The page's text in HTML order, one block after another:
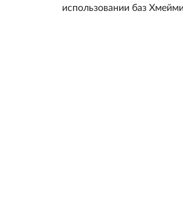
использовании баз